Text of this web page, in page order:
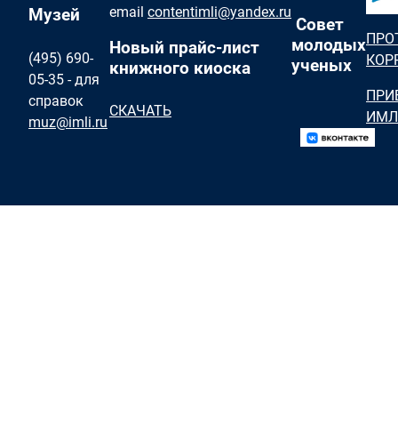
Музей
(495) 690-
05-35 - для
справок
muz@imli.ru
email contentimli@yandex.ru
Новый прайс-лист
книжного киоска
СКАЧАТЬ
Совет
молодых
ученых